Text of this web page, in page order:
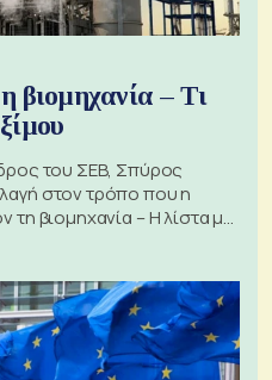
βιομηχανία – Τι
του ΣΕΒ, Σπύρος
στον τρόπο που η
τη βιομηχανία – Η λίστα με